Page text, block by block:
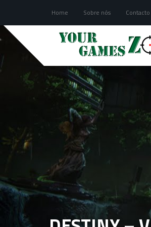
Home Sobre nós